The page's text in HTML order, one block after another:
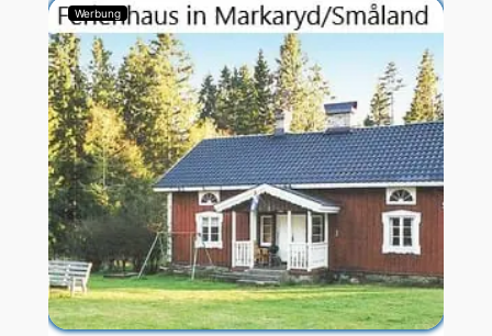
Werbung